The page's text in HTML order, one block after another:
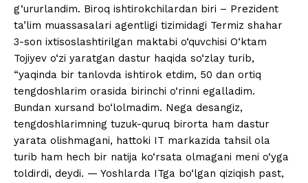
g‘ururlandim. Biroq ishtirokchilardan biri – Prezident
ta’lim muassasalari agentligi tizimidagi Termiz shahar
3-son ixtisoslashtirilgan maktabi o‘quvchisi O‘ktam
Tojiyev o‘zi yaratgan dastur haqida so‘zlay turib,
“yaqinda bir tanlovda ishtirok etdim, 50 dan ortiq
tengdoshlarim orasida birinchi o‘rinni egalladim.
Bundan xursand bo‘lolmadim. Nega desangiz,
tengdoshlarimning tuzuk-quruq birorta ham dastur
yarata olishmagani, hattoki IT markazida tahsil ola
turib ham hech bir natija ko‘rsata olmagani meni o‘yga
toldirdi, deydi. — Yoshlarda ITga bo‘lgan qiziqish past,